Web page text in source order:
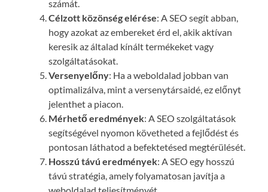
számát.
Célzott közönség elérése: A SEO segít abban,
hogy azokat az embereket érd el, akik aktívan
keresik az általad kínált termékeket vagy
szolgáltatásokat.
Versenyelőny: Ha a weboldalad jobban van
optimalizálva, mint a versenytársaidé, ez előnyt
jelenthet a piacon.
Mérhető eredmények: A SEO szolgáltatások
segítségével nyomon követheted a fejlődést és
pontosan láthatod a befektetésed megtérülését.
Hosszú távú eredmények: A SEO egy hosszú
távú stratégia, amely folyamatosan javítja a